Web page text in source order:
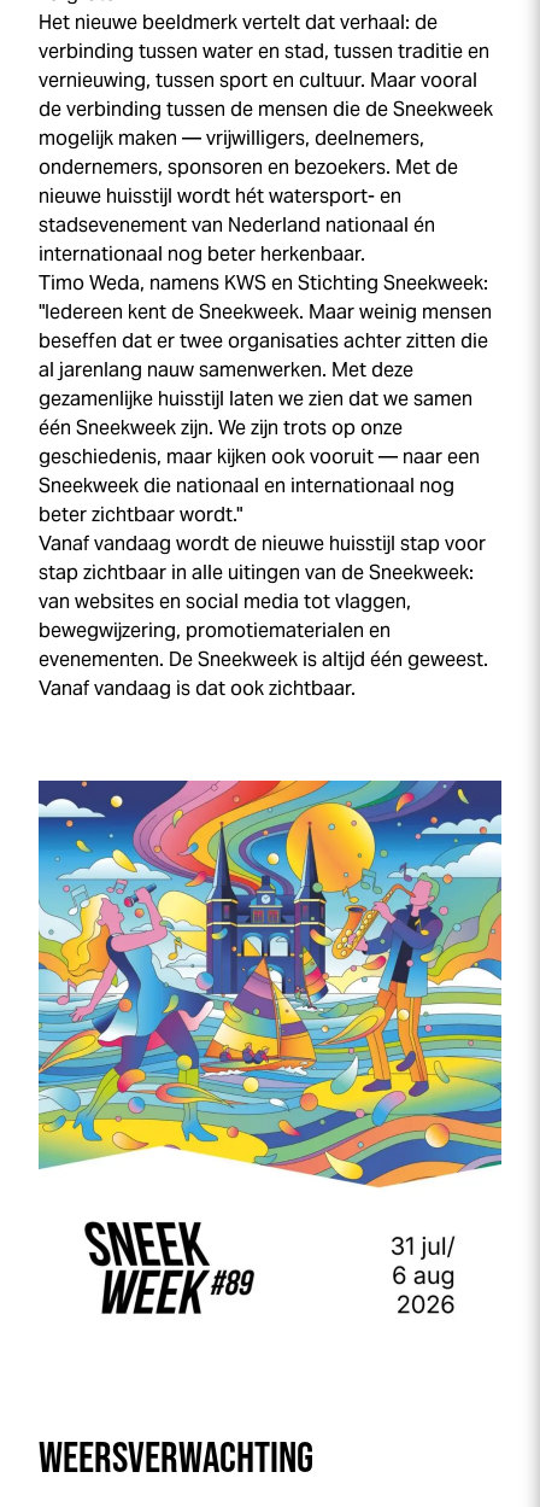
Het nieuwe beeldmerk vertelt dat verhaal: de
verbinding tussen water en stad, tussen traditie en
vernieuwing, tussen sport en cultuur. Maar vooral
de verbinding tussen de mensen die deSneekweek
mogelijk maken — vrijwilligers, deelnemers,
ondernemers, sponsoren en bezoekers. Met de
nieuwe huisstijl wordt hét watersport- en
stadsevenement van Nederland nationaal én
internationaal nog beter herkenbaar.
Timo Weda, namens KWS en Stichting Sneekweek:
"Iedereen kent deSneekweek. Maar weinig mensen
beseffen dat er twee organisaties achter zitten die
al jarenlang nauw samenwerken. Met deze
gezamenlijke huisstijl laten we zien dat we samen
één Sneekweekzijn. We zijn trots op onze
geschiedenis, maar kijken ook vooruit — naar een
Sneekweekdie nationaal en internationaal nog
beter zichtbaar wordt."
Vanaf vandaag wordt de nieuwe huisstijl stap voor
stap zichtbaar in alle uitingen van deSneekweek:
van websites en social media tot vlaggen,
bewegwijzering, promotiematerialen en
evenementen. DeSneekweek is altijd één geweest.
Vanaf vandaag is dat ook zichtbaar.
WEERSVERWACHTING